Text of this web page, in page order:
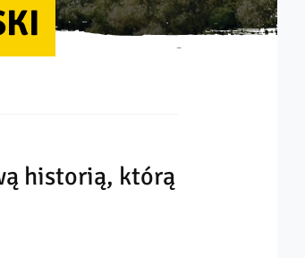
historią, którą